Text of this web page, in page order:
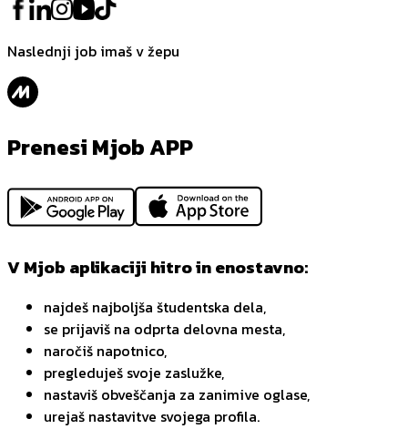
Naslednji job imaš v žepu
Prenesi Mjob APP
V Mjob aplikaciji hitro in enostavno:
najdeš najboljša študentska dela,
se prijaviš na odprta delovna mesta,
naročiš napotnico,
pregleduješ svoje zaslužke,
nastaviš obveščanja za zanimive oglase,
urejaš nastavitve svojega profila.